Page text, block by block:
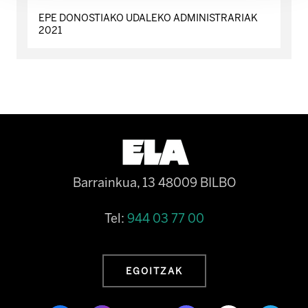
EPE DONOSTIAKO UDALEKO ADMINISTRARIAK
2021
Barrainkua, 13 48009 BILBO
Tel: 944 03 77 00
EGOITZAK